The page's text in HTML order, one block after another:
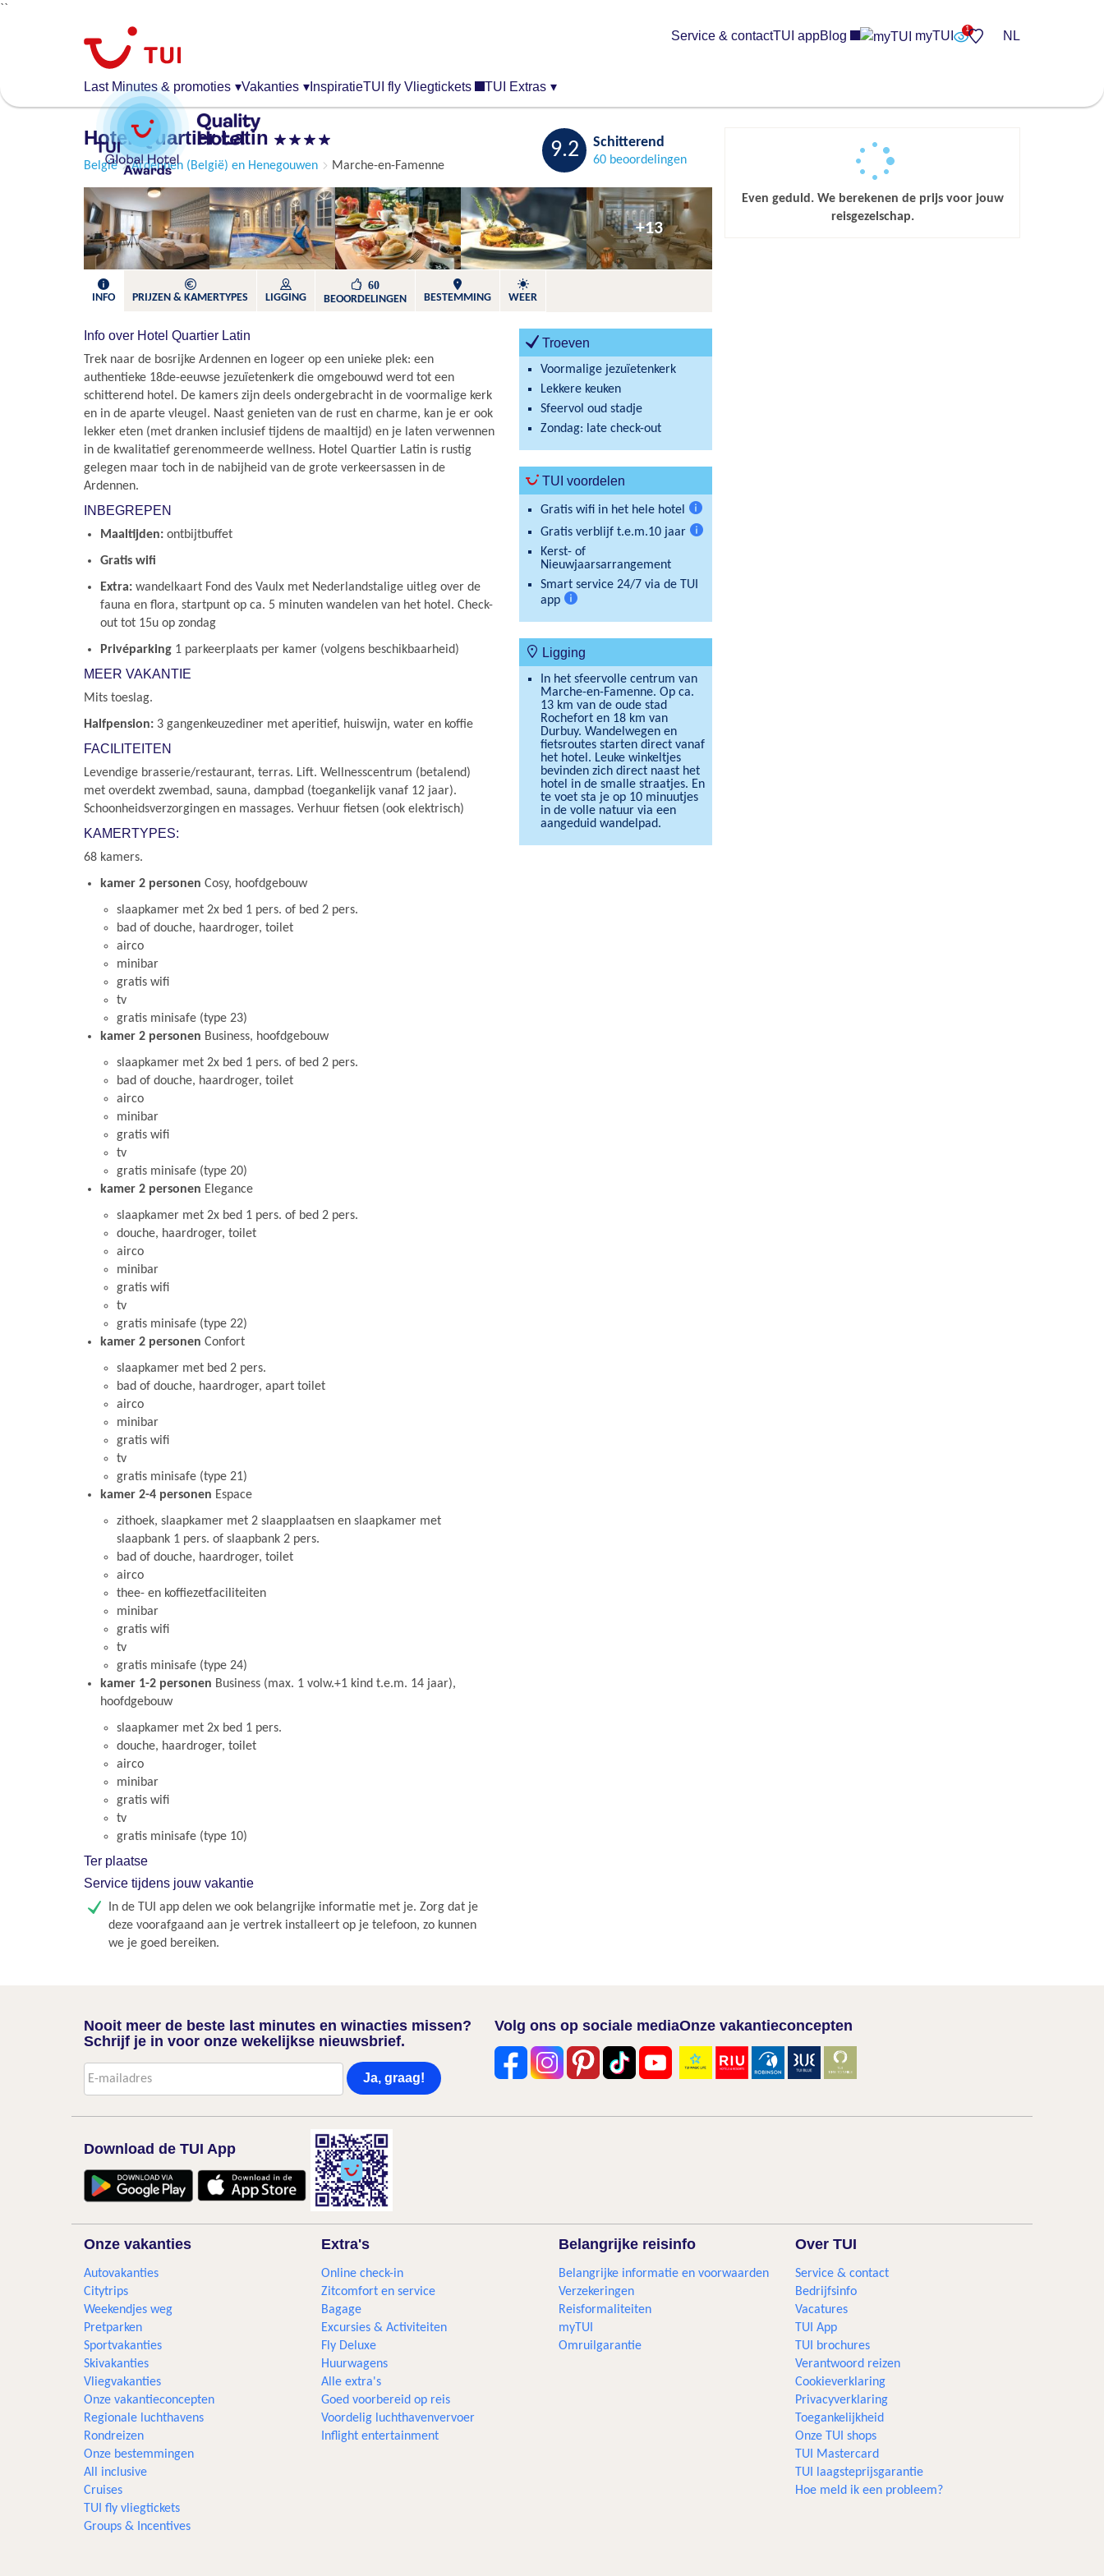
``
algemene
Last Minutes & promoties ▾Vakanties ▾ InspiratieTUI fly Vliegtickets TUI Extras ▾
Service & contactTUI appBlog myTUI NL
Hotel Quartier Latin Bewaren
België Ardennen (België) en Henegouwen Marche-en-Famenne
9.2 Schitterend
60 beoordelingen
+13
INFO PRIJZEN & KAMERTYPES LIGGING
60
BEOORDELINGEN
BESTEMMING WEER
Info over Hotel Quartier Latin
Trek naar de bosrijke Ardennen en logeer op een unieke plek: een
authentieke 18de-eeuwse jezuïetenkerk die omgebouwd werd tot een
schitterend hotel. De kamers zijn deels ondergebracht in de voormalige kerk
en in de aparte vleugel. Naast genieten van de rust en charme, kan je er ook
lekker eten (met dranken inclusief tijdens de maaltijd) en je laten verwennen
in de kwalitatief gerenommeerde wellness. Hotel Quartier Latin is rustig
gelegen maar toch in de nabijheid van de grote verkeersassen in de
Ardennen.
INBEGREPEN
Maaltijden: ontbijtbuffet
Gratis wifi
Extra: wandelkaart Fond des Vaulx met Nederlandstalige uitleg over de
fauna en flora, startpunt op ca. 5 minuten wandelen van het hotel. Check-
out tot 15u op zondag
Privéparking 1 parkeerplaats per kamer (volgens beschikbaarheid)
MEER VAKANTIE
Mits toeslag.
Halfpension: 3 gangenkeuzediner met aperitief, huiswijn, water en koffie
FACILITEITEN
Levendige brasserie/restaurant, terras. Lift. Wellnesscentrum (betalend)
met overdekt zwembad, sauna, dampbad (toegankelijk vanaf 12 jaar).
Schoonheidsverzorgingen en massages. Verhuur fietsen (ook elektrisch)
KAMERTYPES:
68 kamers.
kamer 2 personen Cosy, hoofdgebouw
slaapkamer met 2x bed 1 pers. of bed 2 pers.
bad of douche, haardroger, toilet
airco
minibar
gratis wifi
tv
gratis minisafe (type 23)
kamer 2 personen Business, hoofdgebouw
slaapkamer met 2x bed 1 pers. of bed 2 pers.
bad of douche, haardroger, toilet
airco
minibar
gratis wifi
tv
gratis minisafe (type 20)
kamer 2 personen Elegance
slaapkamer met 2x bed 1 pers. of bed 2 pers.
douche, haardroger, toilet
airco
minibar
gratis wifi
tv
gratis minisafe (type 22)
kamer 2 personen Confort
slaapkamer met bed 2 pers.
bad of douche, haardroger, apart toilet
airco
minibar
gratis wifi
tv
gratis minisafe (type 21)
kamer 2-4 personen Espace
zithoek, slaapkamer met 2 slaapplaatsen en slaapkamer met
slaapbank 1 pers. of slaapbank 2 pers.
bad of douche, haardroger, toilet
airco
thee- en koffiezetfaciliteiten
minibar
gratis wifi
tv
gratis minisafe (type 24)
kamer 1-2 personen Business (max. 1 volw.+1 kind t.e.m. 14 jaar),
hoofdgebouw
slaapkamer met 2x bed 1 pers.
douche, haardroger, toilet
airco
minibar
gratis wifi
tv
gratis minisafe (type 10)
Ter plaatse
Service tijdens jouw vakantie
In de TUI app delen we ook belangrijke informatie met je. Zorg dat je
deze voorafgaand aan je vertrek installeert op je telefoon, zo kunnen
we je goed bereiken.
Troeven
Voormalige jezuïetenkerk
Lekkere keuken
Sfeervol oud stadje
Zondag: late check-out
TUI voordelen
Gratis wifi in het hele hotel
Meer
informatie
Gratis verblijf t.e.m.10 jaar
Kerst- of
Nieuwjaarsarrangement
Smart service 24/7 via de TUI
app
Ligging
In het sfeervolle centrum van
Marche-en-Famenne. Op ca.
13 km van de oude stad
Rochefort en 18 km van
Durbuy. Wandelwegen en
fietsroutes starten direct vanaf
het hotel. Leuke winkeltjes
bevinden zich direct naast het
hotel in de smalle straatjes. En
te voet sta je op 10 minuutjes
in de volle natuur via een
aangeduid wandelpad.
Even geduld. We berekenen de prijs voor jouw
reisgezelschap.
Nooit meer de beste last minutes en winacties missen?
Schrijf je in voor onze wekelijkse nieuwsbrief.
Ja, graag!
Volg ons op sociale mediaOnze vakantieconcepten
Download de TUI App
Onze vakanties
Autovakanties
Citytrips
Weekendjes weg
Pretparken
Sportvakanties
Skivakanties
Vliegvakanties
Onze vakantieconcepten
Regionale luchthavens
Rondreizen
Onze bestemmingen
All inclusive
Cruises
TUI fly vliegtickets
Groups & Incentives
Extra's
Online check-in
Zitcomfort en service
Bagage
Excursies & Activiteiten
Fly Deluxe
Huurwagens
Alle extra's
Goed voorbereid op reis
Voordelig luchthavenvervoer
Inflight entertainment
Belangrijke reisinfo
Belangrijke informatie en voorwaarden
Verzekeringen
Reisformaliteiten
myTUI
Omruilgarantie
Over TUI
Service & contact
Bedrijfsinfo
Vacatures
TUI App
TUI brochures
Verantwoord reizen
Cookieverklaring
Privacyverklaring
Toegankelijkheid
Onze TUI shops
TUI Mastercard
TUI laagsteprijsgarantie
Hoe meld ik een probleem?